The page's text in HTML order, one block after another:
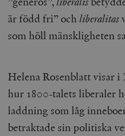
är född fri” ochliberalitas
som höll mänskligheten
Helena Rosenblatt visar i
hur 1800-talets liberaler
laddning som låg
betraktade sin politiska